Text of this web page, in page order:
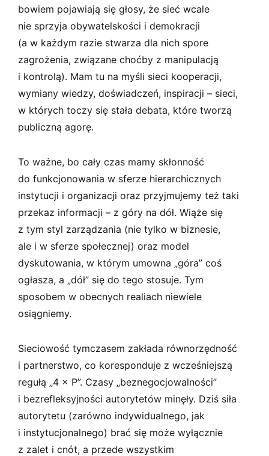
bowiem pojawiają się głosy, że sieć wcale
nie sprzyja obywatelskości i demokracji
(a w każdym razie stwarza dla nich spore
zagrożenia, związane choćby z manipulacją
i kontrolą). Mam tu na myśli sieci kooperacji,
wymiany wiedzy, doświadczeń, inspiracji – sieci,
w których toczy się stała debata, które tworzą
publiczną agorę.
To ważne, bo cały czas mamy skłonność
do funkcjonowania w sferze hierarchicznych
instytucji i organizacji oraz przyjmujemy też taki
przekaz informacji – z góry na dół. Wiąże się
z tym styl zarządzania (nie tylko w biznesie,
ale i w sferze społecznej) oraz model
dyskutowania, w którym umowna „góra” coś
ogłasza, a „dół” się do tego stosuje. Tym
sposobem w obecnych realiach niewiele
osiągniemy.
Sieciowość tymczasem zakłada równorzędność
i partnerstwo, co koresponduje z wcześniejszą
regułą „4 × P”. Czasy „beznegocjowalności”
i bezrefleksyjności autorytetów minęły. Dziś siła
autorytetu (zarówno indywidualnego, jak
i instytucjonalnego) brać się może wyłącznie
z zalet i cnót, a przede wszystkim